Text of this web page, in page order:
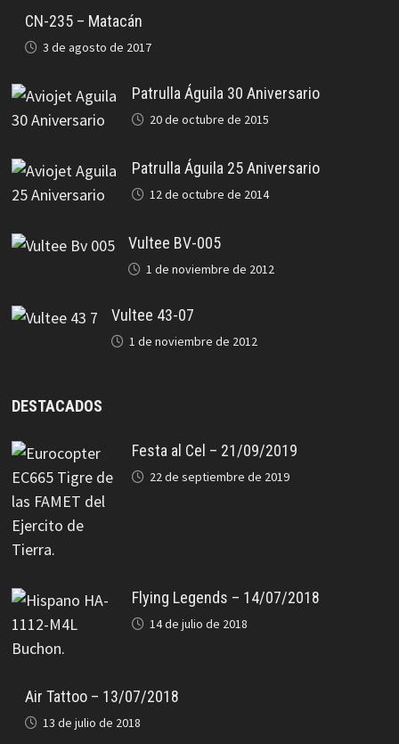
CN-235 – Matacán
3 de agosto de 2017
Patrulla Águila 30 Aniversario
20 de octubre de 2015
Patrulla Águila 25 Aniversario
12 de octubre de 2014
Vultee BV-005
1 de noviembre de 2012
Vultee 43-07
1 de noviembre de 2012
DESTACADOS
Festa al Cel – 21/09/2019
22 de septiembre de 2019
Flying Legends – 14/07/2018
14 de julio de 2018
Air Tattoo – 13/07/2018
13 de julio de 2018